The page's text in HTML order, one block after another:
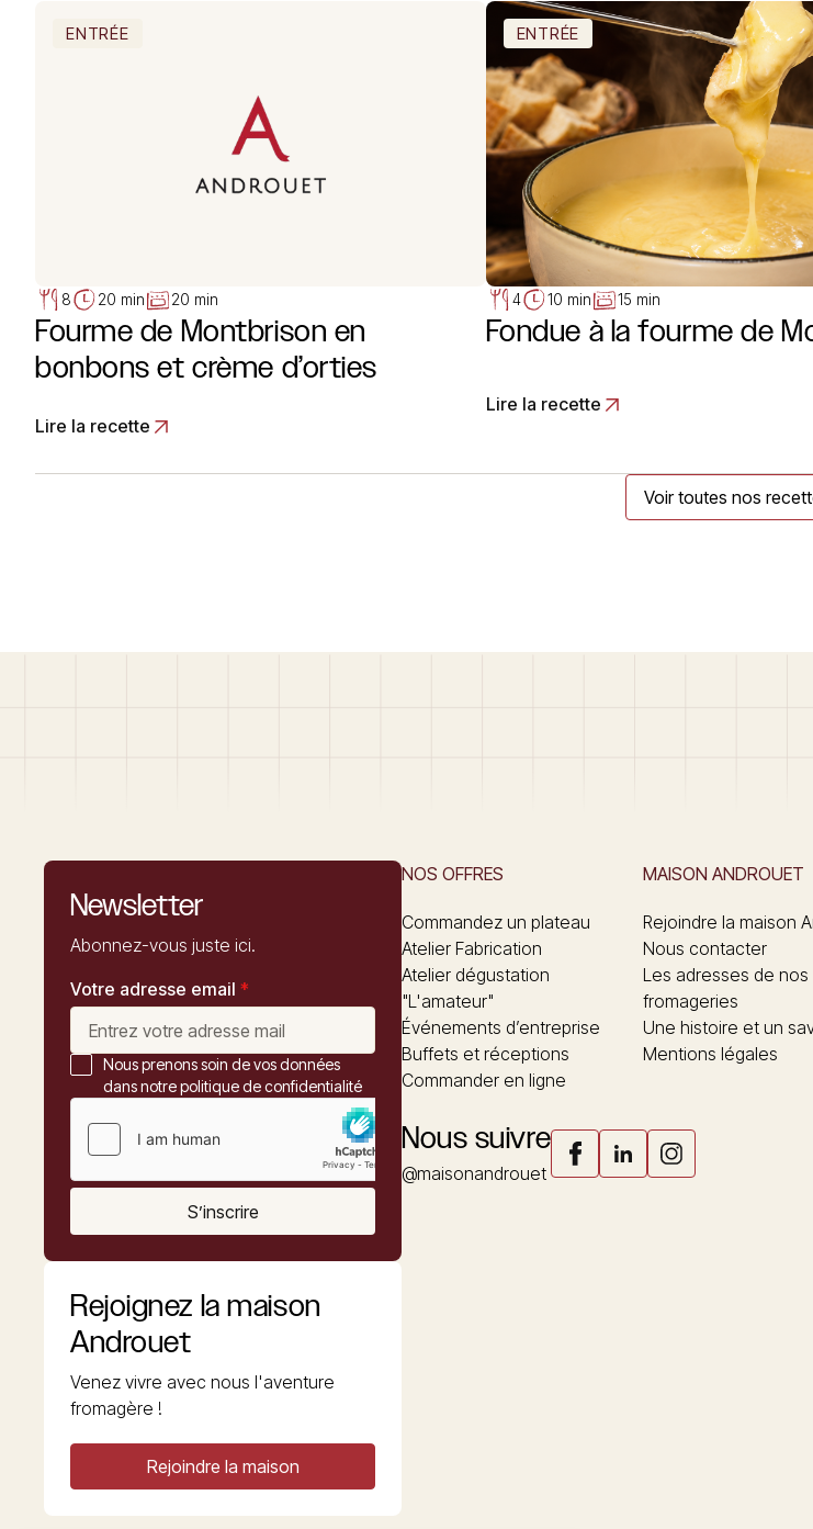
ENTRÉE
8 20 min 20 min
Fourme de Montbrison en
bonbons et crème d’orties
Lire la recette
ENTRÉE
4 10 min 15 min
Fondue à la fourme de
Lire la recette
Voir toutes nos
Newsletter
Abonnez-vous juste ici.
Votre adresse email *
Nous prenons soin de vos données
dans notre politique de confidentialité
S’inscrire
Rejoignez la maison
Androuet
Venez vivre avec nous l'aventure
fromagère !
Rejoindre la maison
NOS OFFRES
Commandez un plateau
Atelier Fabrication
Atelier dégustation
"L'amateur"
Événements d’entreprise
Buffets et réceptions
Commander en ligne
MAISON ANDROUET
Rejoindre la maison
Nous contacter
Les adresses de nos
fromageries
Une histoire et un
Mentions légales
Nous suivre
@maisonandrouet